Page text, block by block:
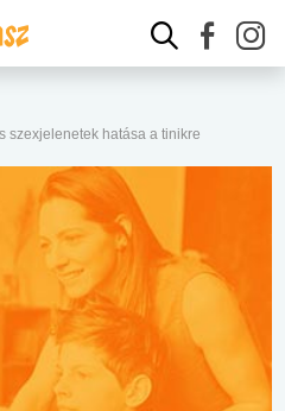
szexjelenetek hatása a tinikre